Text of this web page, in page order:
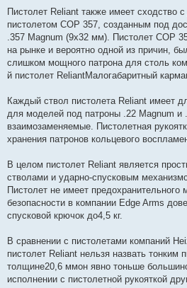
Пистолет Reliant также имеет сходство
пистолетом COP 357, созданным под
.357 Magnum (9х32 мм). Пистолет COP
на рынке и вероятно одной из причин,
слишком мощного патрона для столь
й пистолет ReliantМалогабаритный
Каждый ствол пистолета Reliant имеет
для моделей под патроны .22 Magnum и
взаимозаменяемые. Пистолетная
хранения патронов кольцевого
В целом пистолет Reliant является
стволами и ударно-спусковым
Пистолет не имеет предохранительного
безопасности в компании Edge Arms
спусковой крючок до4,5 кг.
В сравнении с пистолетами компаний
пистолет Reliant нельзя назвать тонким
толщине20,6 ммон явно тоньше
исполнении с пистолетной рукояткой